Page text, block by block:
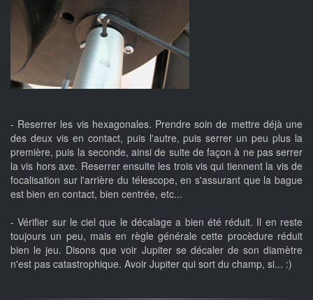
- Reserrer les vis hexagonales. Prendre soin de mettre déjà une
des deux vis en contact, puis l'autre, puis serrer un peu plus la
première, puis la seconde, ainsi de suite de façon à ne pas serrer
la vis hors axe. Reserrer ensuite les trois vis qui tiennent la vis de
focalisation sur l'arrière du télescope, en s'assurant que la bague
est bien en contact, bien centrée, etc...
- Vérifier sur le ciel que le décalage a bien été réduit. Il en reste
toujours un peu, mais en règle générale cette procèdure réduit
bien le jeu. Disons que voir Jupiter se décaler de son diamètre
n'est pas catastrophique. Avoir Jupiter qui sort du champ, si... :)